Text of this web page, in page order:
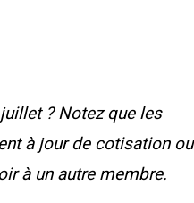
? Notez que les
à jour de cotisation ou
à un autre membre.